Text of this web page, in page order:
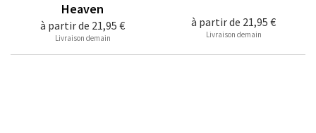
à partir de 21,95 €
Heaven
Livraison demain
à partir de 21,95 €
Livraison demain